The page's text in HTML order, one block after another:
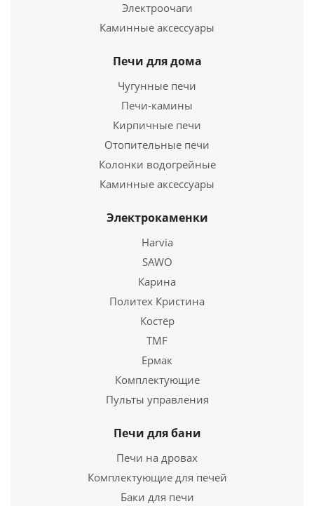
Чугунная печь ВЕЗУВИЙ Легенда Ретро Стандарт
39 190 руб.
Подробнее
Купить в 1 клик
Банная печь СКИФ Стандарт 22 (ДТ-4) Б/В
34 440руб.
Электроочаги
Каминные аксессуары
Печи для дома
Чугунные печи
Печи-камины
Кирпичные печи
Отопительные печи
Колонки водогрейные
Каминные аксессуары
Электрокаменки
Harvia
SAWO
Карина
Политех Кристина
Костёр
TMF
Ермак
Комплектующие
Пульты управления
Печи для бани
Печи на дровах
Комплектующие для печей
Баки для печи